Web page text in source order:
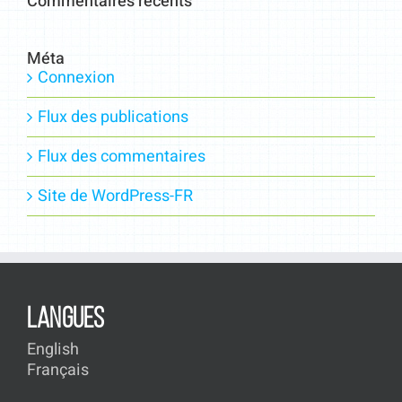
Méta
Connexion
Flux des publications
Flux des commentaires
Site de WordPress-FR
LANGUES
English
Français